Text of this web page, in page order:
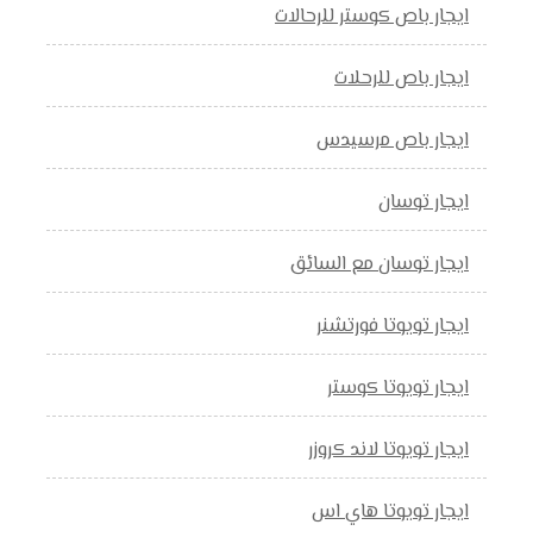
ايجار باص كوستر للرحالات
ايجار باص للرحلات
ايجار باص مرسيدس
ايجار توسان
ايجار توسان مع السائق
ايجار تويوتا فورتشنر
ايجار تويوتا كوستر
ايجار تويوتا لاند كروزر
ايجار تويوتا هاي اس